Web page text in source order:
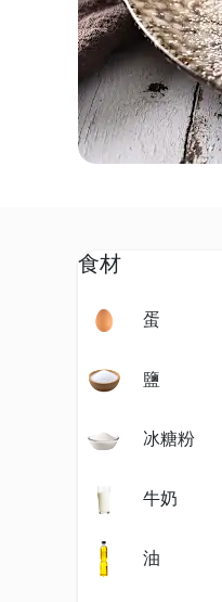
食材
蛋
鹽
冰糖粉
牛奶
油